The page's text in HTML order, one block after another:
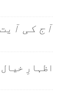
آج کی
اظہارِ خیال